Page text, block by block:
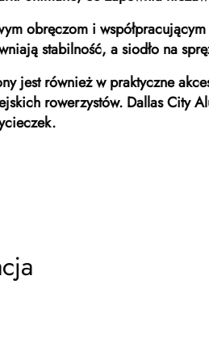
obręczom i
stabilność, a siodło na
jest również w praktyczne
rowerzystów. Dallas City